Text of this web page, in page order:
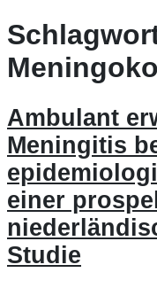
Ambulant
Meningitis
einer
Studie